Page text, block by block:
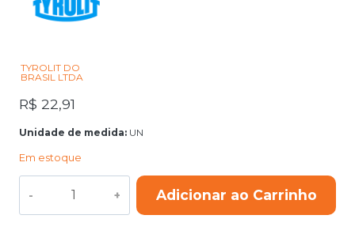
TYROLIT DO
BRASIL LTDA
R$ 22,91
Unidade de medida: UN
Em estoque
FLAP
28CLA
Adicionar ao Carrinho